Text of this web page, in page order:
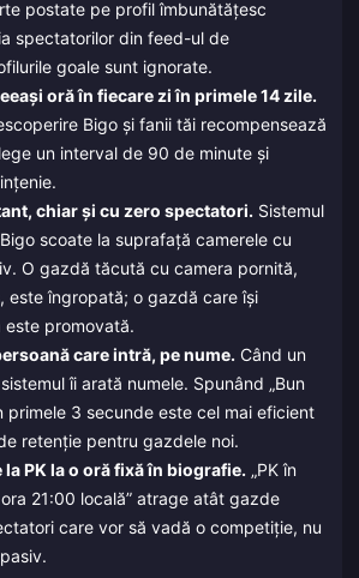
postate pe profil îmbunătățesc
spectatorilor din feed-ul de
goale sunt ignorate.
oră în fiecare zi în primele 14 zile.
Bigo și fanii tăi recompensează
un interval de 90 de minute și
chiar și cu zero spectatori. Sistemul
scoate la suprafață camerele cu
O gazdă tăcută cu camera pornită,
este îngropată; o gazdă care își
promovată.
care intră, pe nume. Când un
îi arată numele. Spunând „Bun
primele 3 secunde este cel mai eficient
retenție pentru gazdele noi.
PK la o oră fixă în biografie. „PK în
21:00 locală” atrage atât gazde
care vor să vadă o competiție, nu